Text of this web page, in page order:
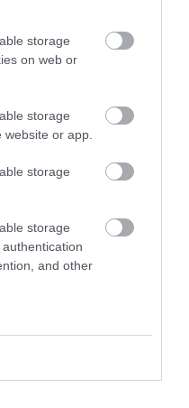
storage
on web or
storage
or app.
storage
storage
and other